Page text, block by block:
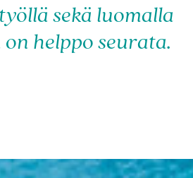
sekä luomalla
helppo seurata.